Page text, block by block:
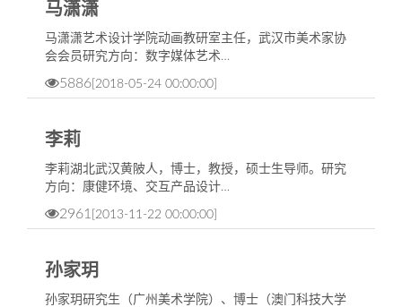
马潇潇
马潇潇艺术设计学院动画教研室主任，武汉市美术家协
会会员研究方向：数字媒体艺术…
5886 [2018-05-24 00:00:00]
李莉
​李莉湖北武汉黄陂人，博士，教授，硕士生导师。研究
方向：康健环境、交互产品设计…
2961 [2013-11-22 00:00:00]
孙家玥
孙家玥研究生（广州美术学院）、博士（澳门科技大学